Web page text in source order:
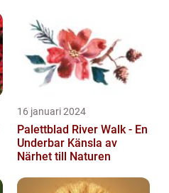
16 januari 2024
Palettblad River Walk - En
Underbar Känsla av
Närhet till Naturen